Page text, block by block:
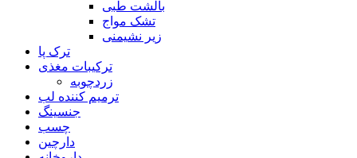
بالشت طبی
تشک مواج
زیر نشیمنی
ترک پا
ترکیبات مغذی
زردچوبه
ترمیم کننده لب
جنسینگ
چسب
دارچین